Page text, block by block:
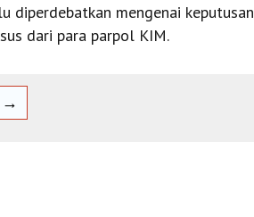
diperdebatkan mengenai keputusan
dari para parpol KIM.
→